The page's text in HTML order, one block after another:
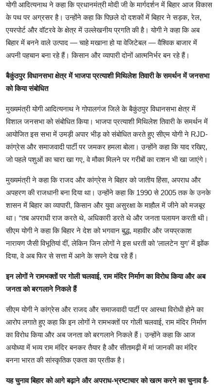
योगी आदित्यनाथ ने कहा कि प्रधानमंत्री मोदी जी के मार्गदर्शन में बिहार आज विकास
के पथ पर अग्रसर है। उन्होंने कहा कि पिछले दो दशकों में बिहार ने सड़क, रेल,
एयरपोर्ट और वॉटरवे के क्षेत्र में उल्लेखनीय प्रगति की है। योगी ने कहा कि अब
बिहार में बनने वाले उत्पाद — चाहे मखाना हो या वेजिटेबल — वैश्विक बाजार में
अपनी पहचान बना रहे हैं। किसान और व्यापारी दोनों आत्मनिर्भर बन रहे हैं।
बैकुंठपुर विधानसभा क्षेत्र में भाजपा प्रत्याशी मिथिलेश तिवारी के समर्थन में जनसभा
को किया संबोधित
मुख्यमंत्री योगी आदित्यनाथ ने गोपालगंज जिले के बैकुंठपुर विधानसभा क्षेत्र में
विशाल जनसभा को संबोधित किया। भाजपा प्रत्याशी मिथिलेश तिवारी के समर्थन में
आयोजित इस सभा में उमड़ी अपार भीड़ को संबोधित करते हुए सीएम योगी ने RJD-
कांग्रेस और समाजवादी पार्टी पर जमकर हमला बोला। उन्होंने कहा कि याद रखिए,
जो पहले पशुओं का चारा खा गए, वे मौका मिलने पर गरीबों का राशन भी खा जाएंगे।
मुख्यमंत्री ने कहा कि राजद और कांग्रेस ने बिहार को जातीय हिंसा, अपराध और
अपहरण की राजधानी बना दिया था। उन्होंने कहा कि 1990 से 2005 तक के उनके
शासन में बिहार का व्यापारी, किसान और युवा असुरक्षा के माहौल में जीने को मजबूर
था। “तब अपराधी राज करते थे, अधिकारी डरते थे और जनता पलायन करती थी।
सीएम योगी ने कहा कि बिहार ने देश को भगवान बुद्ध, महावीर और जयप्रकाश
नारायण जैसी विभूतियां दीं, लेकिन जिन लोगों ने इस धरती को ‘लालटेन युग’ में झोंक
दिया, वे अब फिर से सत्ता में आने के सपने देख रहे हैं।
इन लोगों ने रामभक्तों पर गोली चलवाई, राम मंदिर निर्माण का विरोध किया और अब
जनता को बरगलाने निकले हैं
सीएम योगी ने कांग्रेस और राजद और समाजवादी पार्टी पर आस्था विरोधी होने का
आरोप लगाते हुए कहा कि इन लोगों ने रामभक्तों पर गोली चलवाई, राम मंदिर निर्माण
का विरोध किया और अब जनता को बरगलाने निकले हैं। उन्होंने कहा कि आज
अयोध्या में भव्य राम मंदिर बनकर तैयार है और सीतामढ़ी में मां जानकी का मंदिर
बनना भारत की सांस्कृतिक एकता का प्रतीक है।
यह चुनाव बिहार को आगे बढ़ाने और अपराध-भ्रष्टाचार को खत्म करने का चुनाव है-